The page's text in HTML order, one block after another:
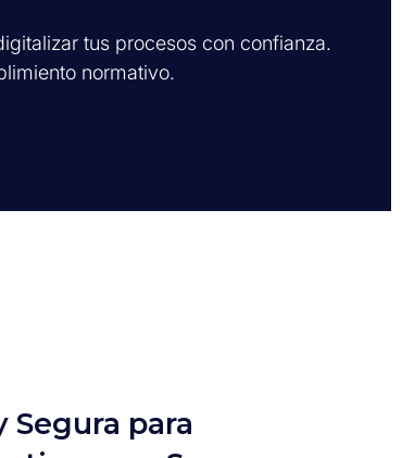
tus procesos con confianza.
normativo.
para